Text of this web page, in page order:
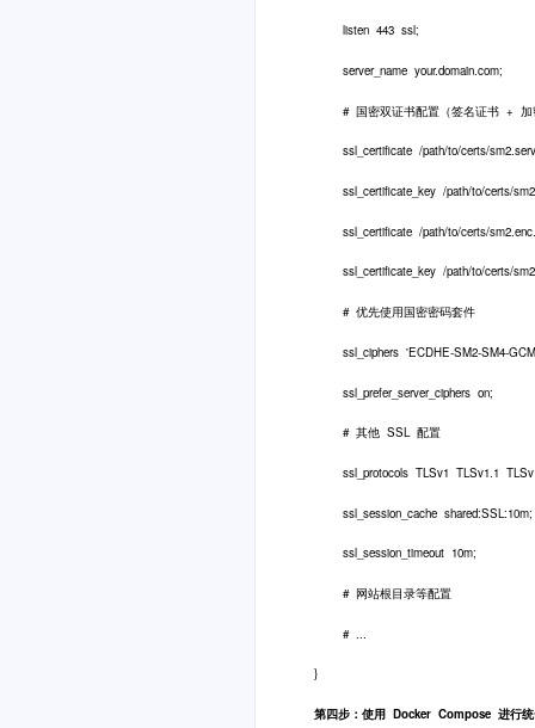
listen 443 ssl;
server_name your.domain.com;
# 国密双证书配置（签名证书 + 加
ssl_certificate /path/to/certs/
ssl_certificate_key /path/to/certs/
ssl_certificate /path/to/certs/
ssl_certificate_key /path/to/certs/
# 优先使用国密密码套件
ssl_ciphers 'ECDHE-SM2-SM4-GCM-
ssl_prefer_server_ciphers on;
# 其他 SSL 配置
ssl_protocols TLSv1 TLSv1.1
ssl_session_cache shared:SSL:10m;
ssl_session_timeout 10m;
# 网站根目录等配置
# ...
}
第四步：使用 Docker Compose 进行统